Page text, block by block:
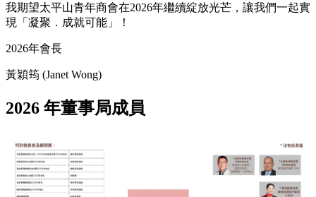
我期望太平山青年商會在2026年繼續綻放光芒，讓我們一起實
現「凝聚．成就可能」！
2026年會長
黃穎筠 (Janet Wong)
2026 年董事局成員